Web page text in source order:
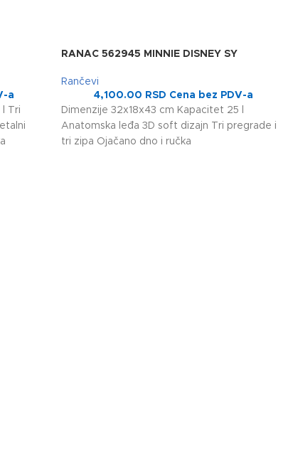
a
l Tri
RANAC 562945 MINNIE DISNEY SY
Rančevi
4,100.00 RSD Cena bez PDV-a
Dimenzije 32x18x43 cm Kapacitet 25 l
Anatomska leđa 3D soft dizajn Tri pregrade i
tri zipa Ojačano dno i ručka